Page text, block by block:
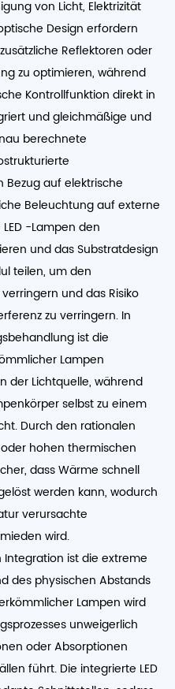
von Licht, Elektrizität
Design erfordern
Reflektoren oder
zu optimieren, während
Kontrollfunktion direkt in
und gleichmäßige und
berechnete
Bezug auf elektrische
Beleuchtung auf externe
-Lampen den
und das Substratdesign
teilen, um den
und das Risiko
zu verringern. In
ist die
Lampen
der Lichtquelle, während
selbst zu einem
Durch den rationalen
hohen thermischen
dass Wärme schnell
werden kann, wodurch
verursachte
wird.
ist die extreme
des physischen Abstands
Lampen wird
unweigerlich
oder Absorptionen
führt. Die integrierte LED